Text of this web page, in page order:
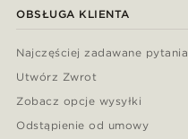
OBSŁUGA KLIENTA
Najczęściej zadawane pytania
Utwórz Zwrot
Zobacz opcje wysyłki
Odstąpienie od umowy